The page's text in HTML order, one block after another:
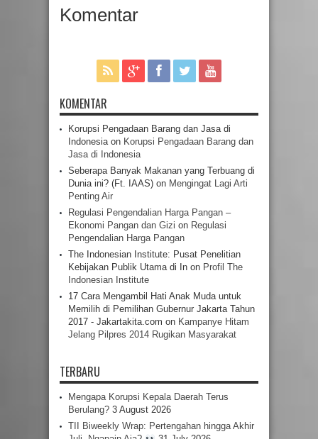
Komentar
KOMENTAR
Korupsi Pengadaan Barang dan Jasa di
Indonesiaon Korupsi Pengadaan Barang dan
Jasa di Indonesia
Seberapa Banyak Makanan yang Terbuang di
Dunia ini? (Ft. IAAS) on Mengingat Lagi Arti
Penting Air
Regulasi Pengendalian Harga Pangan –
Ekonomi Pangan dan Gizi on Regulasi
Pengendalian Harga Pangan
The Indonesian Institute: Pusat Penelitian
Kebijakan Publik Utama di In on Profil The
Indonesian Institute
17 Cara Mengambil Hati Anak Muda untuk
Memilih di Pemilihan Gubernur Jakarta Tahun
2017 - Jakartakita.com on Kampanye Hitam
Jelang Pilpres 2014 Rugikan Masyarakat
TERBARU
Mengapa Korupsi Kepala Daerah Terus
Berulang? 3 August 2026
TII Biweekly Wrap: Pertengahan hingga Akhir